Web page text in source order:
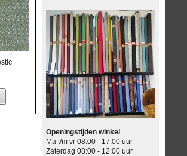
Openingstijden winkel
Ma t/m vr 08:00 - 17:00 uur
Zaterdag 08:00 - 12:00 uur